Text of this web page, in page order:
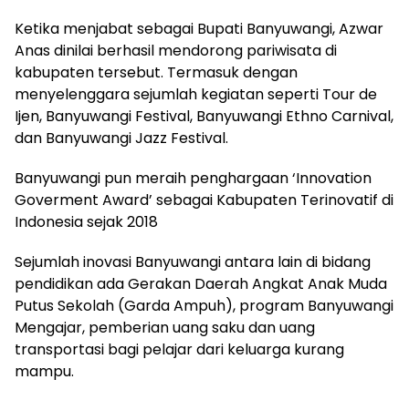
Ketika menjabat sebagai Bupati Banyuwangi, Azwar
Anas dinilai berhasil mendorong pariwisata di
kabupaten tersebut. Termasuk dengan
menyelenggara sejumlah kegiatan seperti Tour de
Ijen, Banyuwangi Festival, Banyuwangi Ethno Carnival,
dan Banyuwangi Jazz Festival.
Banyuwangi pun meraih penghargaan ‘Innovation
Goverment Award’ sebagai Kabupaten Terinovatif di
Indonesia sejak 2018
Sejumlah inovasi Banyuwangi antara lain di bidang
pendidikan ada Gerakan Daerah Angkat Anak Muda
Putus Sekolah (Garda Ampuh), program Banyuwangi
Mengajar, pemberian uang saku dan uang
transportasi bagi pelajar dari keluarga kurang
mampu.